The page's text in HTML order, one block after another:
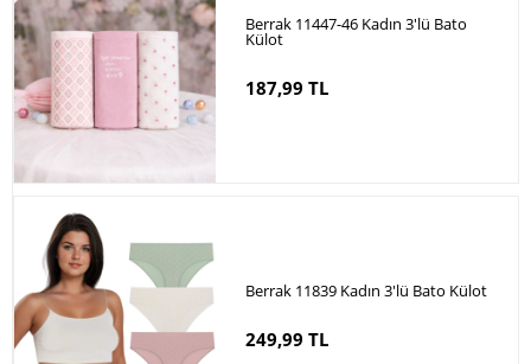
Berrak 11447-46 Kadın 3'lü Bato
Külot
187,99 TL
Berrak 11839 Kadın 3'lü Bato Külot
249,99 TL